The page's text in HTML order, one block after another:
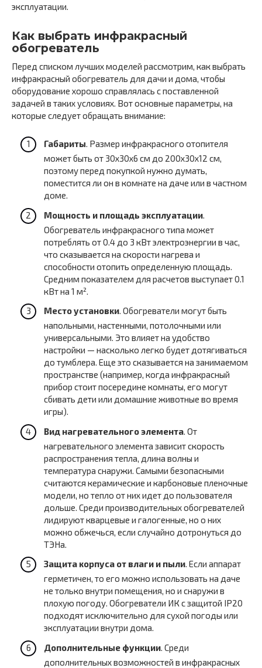
эксплуатации.
Как выбрать инфракрасный
обогреватель
Перед списком лучших моделей рассмотрим, как выбрать
инфракрасный обогреватель для дачи и дома, чтобы
оборудование хорошо справлялась с поставленной
задачей в таких условиях. Вот основные параметры, на
которые следует обращать внимание:
Габариты. Размер инфракрасного отопителя
может быть от 30х30х6 см до 200х30х12 см,
поэтому перед покупкой нужно думать,
поместится ли он в комнате на даче или в частном
доме.
Мощность и площадь эксплуатации.
Обогреватель инфракрасного типа может
потреблять от 0.4 до 3 кВт электроэнергии в час,
что сказывается на скорости нагрева и
способности отопить определенную площадь.
Средним показателем для расчетов выступает 0.1
кВт на 1 м².
Место установки. Обогреватели могут быть
напольными, настенными, потолочными или
универсальными. Это влияет на удобство
настройки — насколько легко будет дотягиваться
до тумблера. Еще это сказывается на занимаемом
пространстве (например, когда инфракрасный
прибор стоит посередине комнаты, его могут
сбивать дети или домашние животные во время
игры).
Вид нагревательного элемента. От
нагревательного элемента зависит скорость
распространения тепла, длина волны и
температура снаружи. Самыми безопасными
считаются керамические и карбоновые пленочные
модели, но тепло от них идет до пользователя
дольше. Среди производительных обогревателей
лидируют кварцевые и галогенные, но о них
можно обжечься, если случайно дотронуться до
ТЭНа.
Защита корпуса от влаги и пыли. Если аппарат
герметичен, то его можно использовать на даче
не только внутри помещения, но и снаружи в
плохую погоду. Обогреватели ИК с защитой IP20
подходят исключительно для сухой погоды или
эксплуатации внутри дома.
Дополнительные функции. Среди
дополнительных возможностей в инфракрасных